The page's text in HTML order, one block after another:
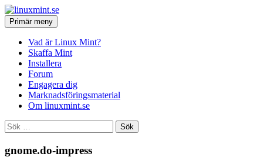
Hoppa
till
innehåll
linuxmint.se
SökPrimär meny
Vad är Linux Mint?
Skaffa Mint
Installera
Forum
Engagera dig
Marknadsföringsmaterial
Om linuxmint.se
Sök
efter:
gnome.do-impress